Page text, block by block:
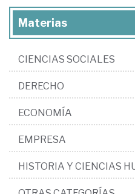
Materias
CIENCIAS SOCIALES
DERECHO
ECONOMÍA
EMPRESA
HISTORIA Y CIENCIAS